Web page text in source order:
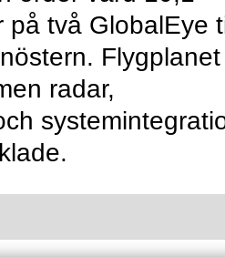
på två GlobalEye
radar,